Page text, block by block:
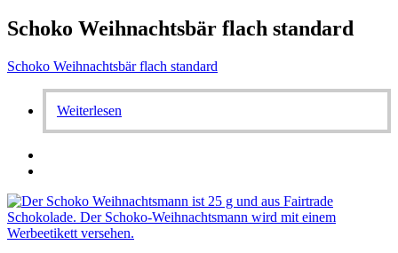
Schoko Weihnachtsbär flach standard
Schoko Weihnachtsbär flach standard
Weiterlesen